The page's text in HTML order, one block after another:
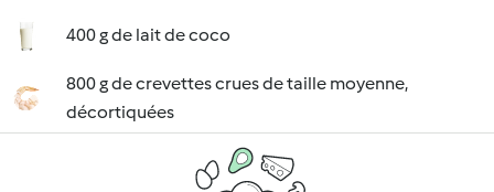
400 g de lait de coco
800 g de crevettes crues de taille moyenne,
décortiquées